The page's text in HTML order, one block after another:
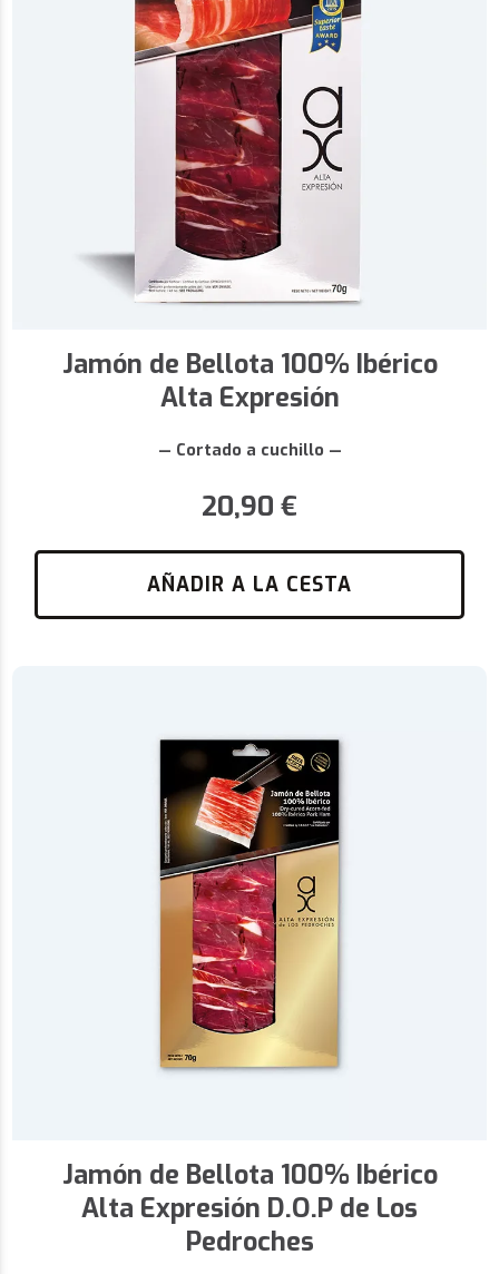
Jamón de Bellota 100% Ibérico
Alta Expresión
— Cortado a cuchillo —
20,90 €
AÑADIR A LA CESTA
Jamón de Bellota 100% Ibérico
Alta Expresión D.O.P de Los
Pedroches